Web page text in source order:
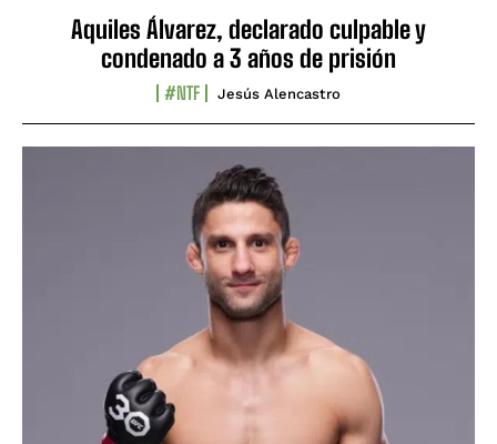
Aquiles Álvarez, declarado culpable y
condenado a 3 años de prisión
#NTF Jesús Alencastro